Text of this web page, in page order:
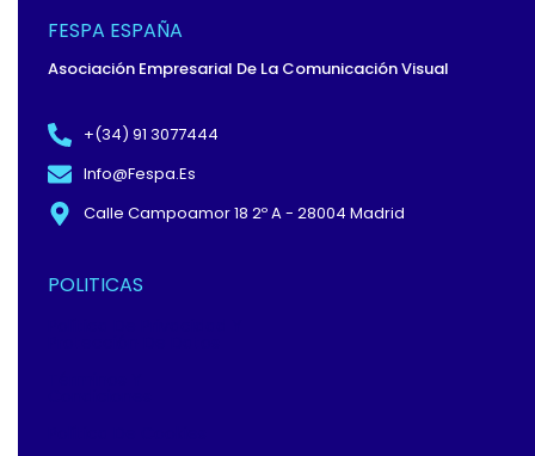
F
FESPA ESPAÑA
Asociación Empresarial De La Comunicación Visual
+(34) 91 3077444
Info@fespa.es
Calle Campoamor 18 2º A - 28004 Madrid
POLITICAS